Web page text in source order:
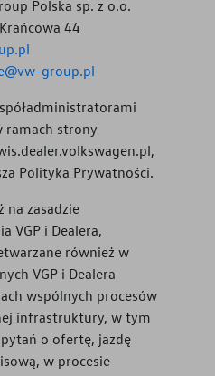
Polska sp. z o.o.
44
group.pl
ramach strony
,
Polityka Prywatności.
na zasadzie
VGP i Dealera,
również w
VGP i Dealera
wspólnych procesów
infrastruktury, w tym
o ofertę, jazdę
w procesie